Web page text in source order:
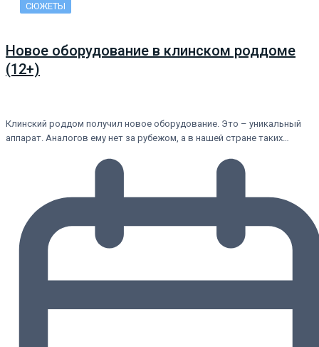
СЮЖЕТЫ
Новое оборудование в клинском роддоме
(12+)
Клинский роддом получил новое оборудование. Это – уникальный
аппарат. Аналогов ему нет за рубежом, а в нашей стране таких…